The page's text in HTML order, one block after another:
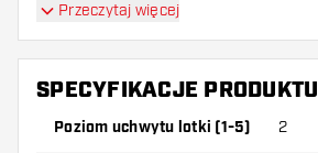
Przeczytaj więcej
SPECYFIKACJE PRODUKTU
Poziom uchwytu lotki (1-5) 2